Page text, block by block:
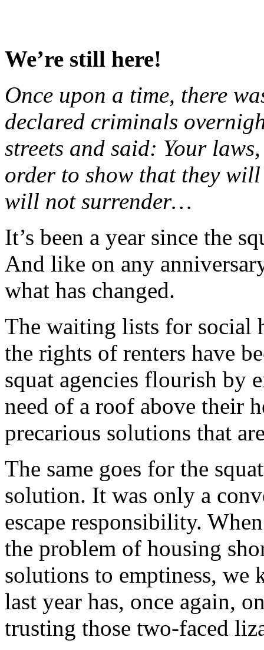
We’re still here!
Once upon a time, there
declared criminals
streets and said: Your
order to show that they
will not surrender…
It’s been a year since the
And like on any
what has changed.
The waiting lists for social
the rights of renters have
squat agencies flourish by
need of a roof above their
precarious solutions that
The same goes for the
solution. It was only a
escape responsibility.
the problem of housing
solutions to emptiness,
last year has, once again,
trusting those two-faced